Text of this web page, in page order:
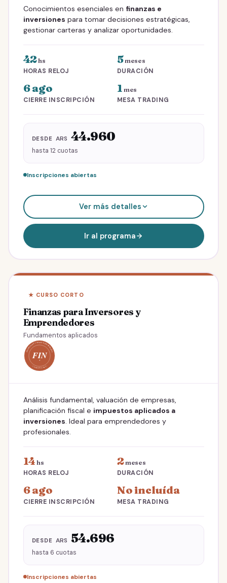
Conocimientos esenciales en finanzas e
inversiones para tomar decisiones estratégicas,
gestionar carteras y analizar oportunidades.
42hs
HORAS RELOJ
5meses
DURACIÓN
6 ago
CIERRE INSCRIPCIÓN
1 mes
MESA TRADING
DESDE ARS 44.960
hasta 12 cuotas
IBUR® · Inversiones Bursátiles
Finanzas para Inversores y Emprendedores
Casos aplicados de valuación y planificación
ARS44.960/mes
ARS377.664
Inscripciones abiertas
Ver más detalles
Ir al programa
★ CURSO CORTO
Finanzas para Inversores y
Emprendedores
Fundamentos aplicados
Análisis fundamental, valuación de empresas,
planificación fiscal e impuestos aplicados a
inversiones . Ideal para emprendedores y
profesionales.
14 hs
HORAS RELOJ
2meses
DURACIÓN
6 ago
CIERRE INSCRIPCIÓN
No incluída
MESA TRADING
DESDE ARS 54.696
hasta 6 cuotas
Inscripciones abiertas